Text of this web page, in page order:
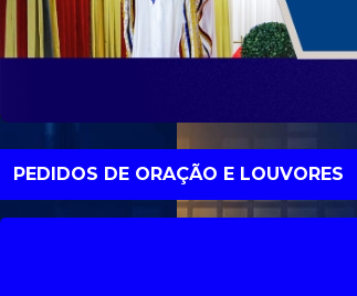
PEDIDOS DE ORAÇÃO E LOUVORES